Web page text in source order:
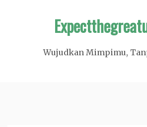
Wujudkan Mimpimu,